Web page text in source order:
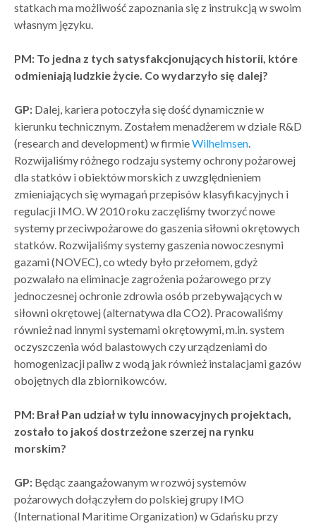
statkach ma możliwość zapoznania się z instrukcją w swoim
własnym języku.
PM: To jedna z tych satysfakcjonujących historii, które
odmieniają ludzkie życie. Co wydarzyło się dalej?
GP: Dalej, kariera potoczyła się dość dynamicznie w
kierunku technicznym. Zostałem menadżerem w dziale R&D
(research and development) w firmieWilhelmsen.
Rozwijaliśmy różnego rodzaju systemy ochrony pożarowej
dla statków i obiektów morskich z uwzględnieniem
zmieniających się wymagań przepisów klasyfikacyjnych i
regulacji IMO. W 2010 roku zaczęliśmy tworzyć nowe
systemy przeciwpożarowe do gaszenia siłowni okrętowych
statków. Rozwijaliśmy systemy gaszenia nowoczesnymi
gazami (NOVEC), co wtedy było przełomem, gdyż
pozwalało na eliminacje zagrożenia pożarowego przy
jednoczesnej ochronie zdrowia osób przebywających w
siłowni okrętowej (alternatywa dla CO2). Pracowaliśmy
również nad innymi systemami okrętowymi, m.in. system
oczyszczenia wód balastowych czy urządzeniami do
homogenizacji paliw z wodą jak również instalacjami gazów
obojętnych dla zbiornikowców.
PM: Brał Pan udział w tylu innowacyjnych projektach,
zostało to jakoś dostrzeżone szerzej na rynku
morskim?
GP: Będąc zaangażowanym w rozwój systemów
pożarowych dołączyłem do polskiej grupy IMO
(International Maritime Organization) w Gdańsku przy